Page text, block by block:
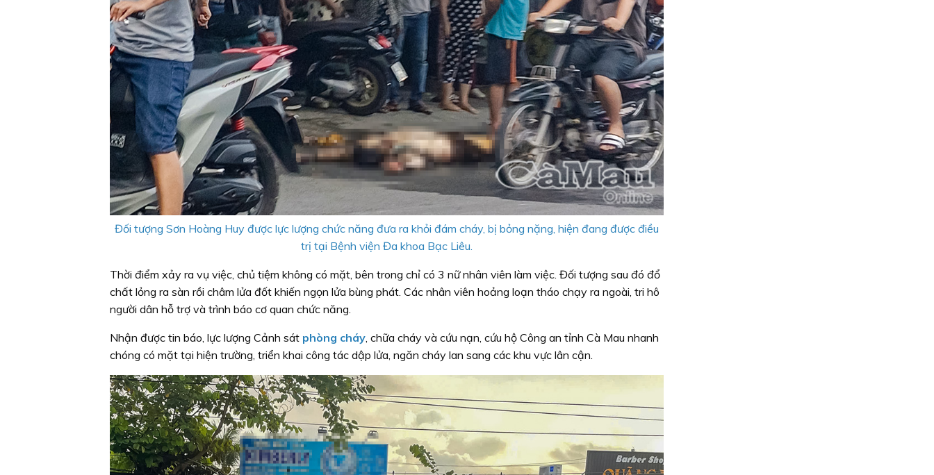
Đối tượng Sơn Hoàng Huy được lực lượng chức năng đưa ra khỏi đám cháy, bị bỏng nặng, hiện đang được điều
trị tại Bệnh viện Đa khoa Bạc Liêu.
Thời điểm xảy ra vụ việc, chủ tiệm không có mặt, bên trong chỉ có 3 nữ nhân viên làm việc. Đối tượng sau đó đổ
chất lỏng ra sàn rồi châm lửa đốt khiến ngọn lửa bùng phát. Các nhân viên hoảng loạn tháo chạy ra ngoài, tri hô
người dân hỗ trợ và trình báo cơ quan chức năng.
Nhận được tin báo, lực lượng Cảnh sát phòng cháy , chữa cháy và cứu nạn, cứu hộ Công an tỉnh Cà Mau nhanh
chóng có mặt tại hiện trường, triển khai công tác dập lửa, ngăn cháy lan sang các khu vực lân cận.